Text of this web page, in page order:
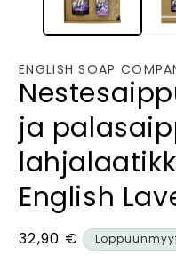
ENGLISH SOAP
ja
English
Normaalihinta
32,90 €